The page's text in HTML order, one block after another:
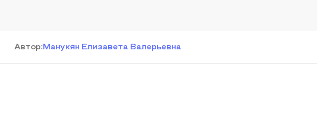
Автор: Манукян Елизавета Валерьевна